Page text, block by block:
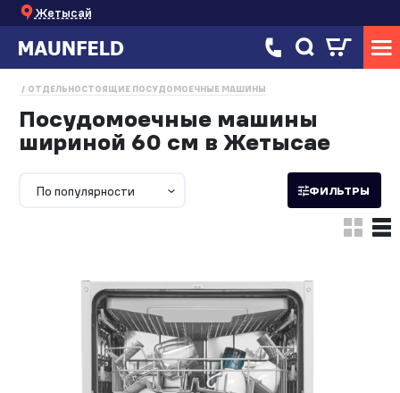
Жетысай
ОТДЕЛЬНОСТОЯЩИЕ ПОСУДОМОЕЧНЫЕ МАШИНЫ
Посудомоечные машины
шириной 60 см в Жетысае
По популярности ФИЛЬТРЫ